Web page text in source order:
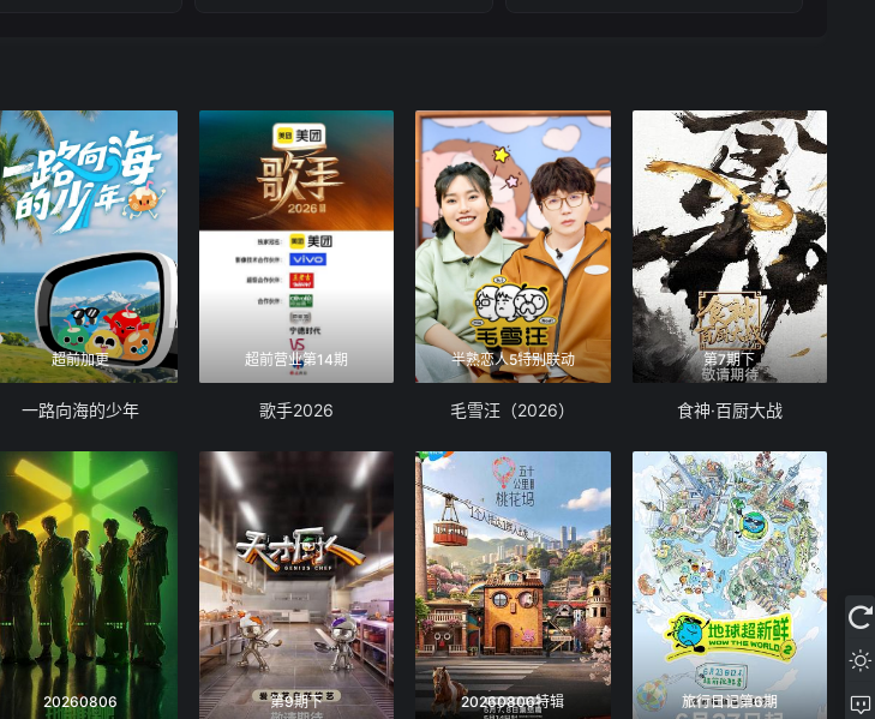
超前加更
一路向海的少年
超前营业第14期
歌手2026
半熟恋人5特别联动
毛雪汪（2026）
第7期下
食神·百厨大战
20260806 第9期下 20260806特辑 旅行日记第6期